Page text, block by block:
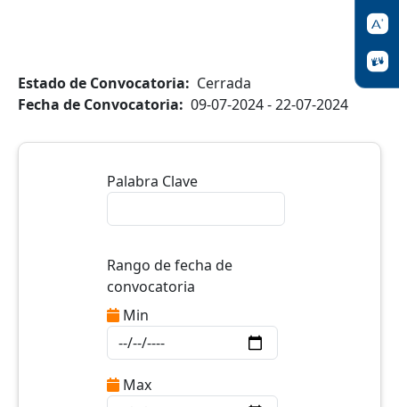
Estado de Convocatoria
Cerrada
Fecha de Convocatoria
09-07-2024 - 22-07-2024
Palabra Clave
Rango de fecha de
convocatoria
Min
Max